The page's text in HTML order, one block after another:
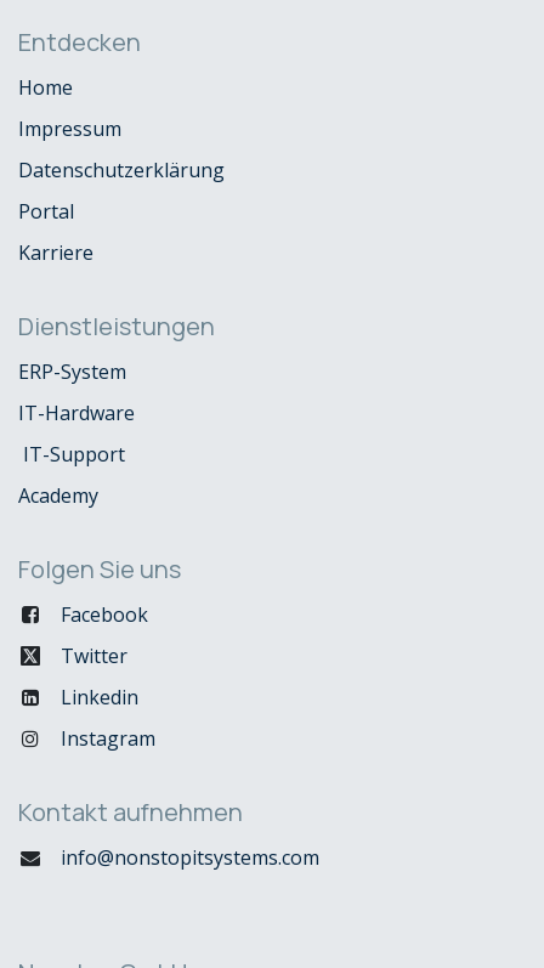
Entdecken
Home
Impressum
Datenschutzerklärung
Portal
Karriere
Dienstleistungen
ERP-System
IT-Hardware
IT-Support
Academy
Folgen Sie uns
Facebook
Twitter
Linkedin
Instagram
Kontakt aufnehmen
info@nonstopitsystems.com